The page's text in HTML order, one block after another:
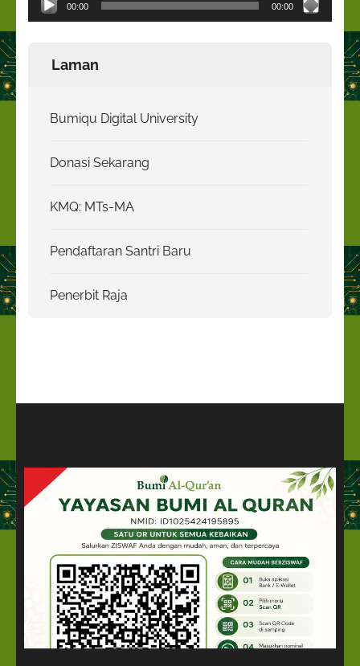
00:00 00:00
Laman
Bumiqu Digital University
Donasi Sekarang
KMQ: MTs-MA
Pendaftaran Santri Baru
Penerbit Raja